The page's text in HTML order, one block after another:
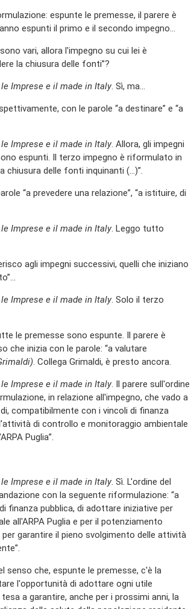
espunte le premesse, il parere è
espunti il primo e il secondo impegno…
vari, allora l'impegno su cui lei è
la chiusura delle fonti”?
Imprese e il made in Italy. Sì, ma…
con le parole “a destinare” e “a
Imprese e il made in Italy. Allora, gli impegni
espunti. Il terzo impegno è riformulato in
chiusura delle fonti inquinanti (…)”.
“a prevedere una relazione”, “a istituire, di
Imprese e il made in Italy. Leggo tutto
agli impegni successivi, quelli che iniziano
Imprese e il made in Italy. Solo il terzo
le premesse sono espunte. Il parere è
inizia con le parole: “a valutare
. Collega Grimaldi, è presto ancora.
Imprese e il made in Italy. Il parere sull'ordine
in relazione all'impegno, che vado a
compatibilmente con i vincoli di finanza
di controllo e monitoraggio ambientale
Puglia”.
Imprese e il made in Italy. Sì. L'ordine del
con la seguente riformulazione: “a
finanza pubblica, di adottare iniziative per
all'ARPA Puglia e per il potenziamento
garantire il pieno svolgimento delle attività
senso che, espunte le premesse, c'è la
l'opportunità di adottare ogni utile
a garantire, anche per i prossimi anni, la